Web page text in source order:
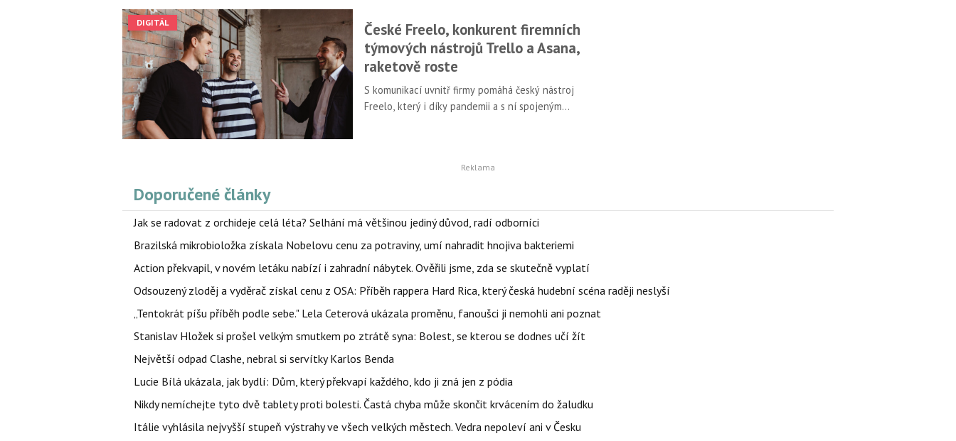
investory.
DIGITÁL
České Freelo, konkurent firemních
týmových nástrojů Trello a Asana,
raketově roste
S komunikací uvnitř firmy pomáhá český nástroj
Freelo, který i díky pandemii a s ní spojeným
Doporučené články
Jak se radovat z orchideje celá léta? Selhání má většinou jediný důvod, radí odborníci
Brazilská mikrobioložka získala Nobelovu cenu za potraviny, umí nahradit hnojiva bakteriemi
Action překvapil, v novém letáku nabízí i zahradní nábytek. Ověřili jsme, zda se skutečně vyplatí
Odsouzený zloděj a vyděrač získal cenu z OSA: Příběh rappera Hard Rica, který česká hudební scéna raději neslyší
„Tentokrát píšu příběh podle sebe." Lela Ceterová ukázala proměnu, fanoušci ji nemohli ani poznat
Stanislav Hložek si prošel velkým smutkem po ztrátě syna: Bolest, se kterou se dodnes učí žít
Největší odpad Clashe, nebral si servítky Karlos Benda
Lucie Bílá ukázala, jak bydlí: Dům, který překvapí každého, kdo ji zná jen z pódia
Nikdy nemíchejte tyto dvě tablety proti bolesti. Častá chyba může skončit krvácením do žaludku
Itálie vyhlásila nejvyšší stupeň výstrahy ve všech velkých městech. Vedra nepoleví ani v Česku